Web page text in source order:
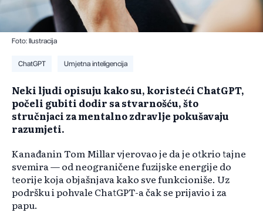
Foto: Ilustracija
ChatGPT Umjetna inteligencija
Neki ljudi opisuju kako su, koristeći ChatGPT,
počeli gubiti dodir sa stvarnošću, što
stručnjaci za mentalno zdravlje pokušavaju
razumjeti.
Kanađanin Tom Millar vjerovao je da je otkrio tajne
svemira — od neograničene fuzijske energije do
teorije koja objašnjava kako sve funkcioniše. Uz
podršku i pohvale ChatGPT-a čak se prijavio i za
papu.